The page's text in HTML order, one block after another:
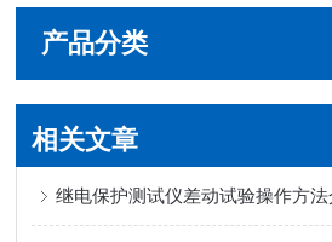
产品分类
相关文章
继电保护测试仪差动试验操作方法